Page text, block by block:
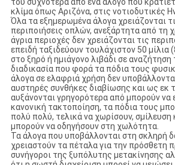
του συχνότερα από ένα άλογο που
κλίμα όπως Αριζόνα, στις νοτιοδυτικές
Όλα τα εξημερωμένα άλογα χρειάζονται
περιποιήσεις οπλών, ανεξάρτητα από τη
άγρια περιοχές δεν χρειάζονται τις
επειδή ταξιδεύουν τουλάχιστον 50 μίλια
στο ξηρό ή ημιάγονο λιβάδι σε
διαδικασία που φορά τα πόδια τους
άλογα σε ελαφριά χρήση δεν
αυστηρές συνθήκες διαβίωσης και ως εκ
αυξάνονται γρηγορότερα από μπορούν να
κανονική τακτοποίηση, τα πόδια τους
πολύ πολύ, τελικά να χωρίσουν, σμίλευση
μπορούν να οδηγήσουν στη χωλότητα.
Τα άλογα που υποβάλλονται στη σκληρή
χρειαστούν τα πέταλα για την πρόσθετη
συνήγοροι της ξυπόλυτης μετακίνησης